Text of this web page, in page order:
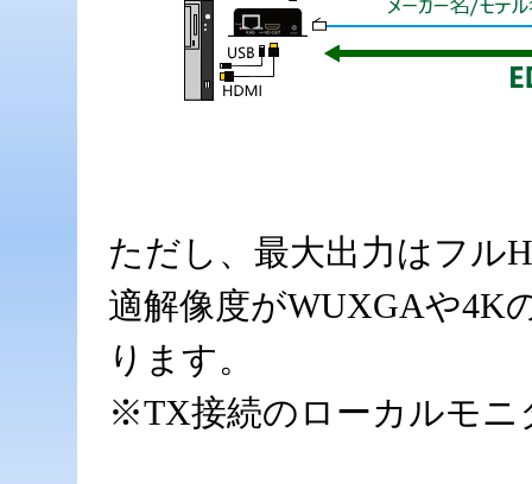
ただし、最大出力はフル
適解像度がWUXGAや4K
ります。
※TX接続のローカルモニ